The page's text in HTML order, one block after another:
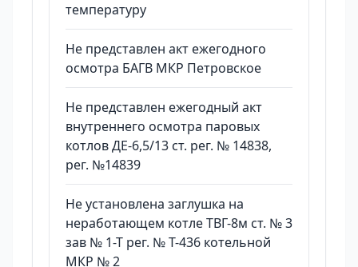
температуру
Не представлен акт ежегодного
осмотра БАГВ МКР Петровское
Не представлен ежегодный акт
внутреннего осмотра паровых
котлов ДЕ-6,5/13 ст. рег. № 14838,
рег. №14839
Не установлена заглушка на
неработающем котле ТВГ-8м ст. № 3
зав № 1-Т рег. № Т-436 котельной
МКР № 2